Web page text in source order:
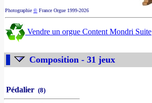
Photographie © France Orgue 1999-2026
Vendre un orgue Content Mondri Suite
Composition - 31 jeux
Pédalier (8)